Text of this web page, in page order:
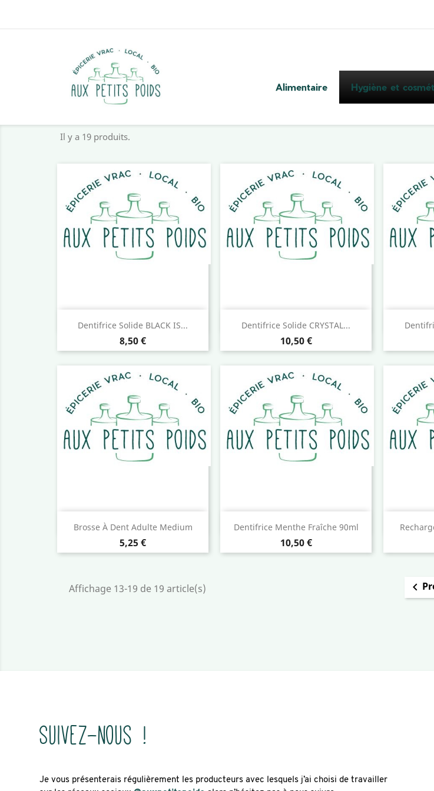
Alimentaire Hygiène et
Il y a 19 produits.
Dentifrice Solide BLACK IS...
Prix
8,50 €
Aperçu rapide Dentifrice Solide CRYSTAL...
Prix
10,50 €
Aperçu rapide 
Brosse À Dent Adulte Medium
Prix
5,25 €
 Aperçu rapide Dentifrice Menthe Fraîche 90ml
Prix
10,50 €
Aperçu rapide 
Affichage 13-19 de 19 article(s) 
Suivez-nous !
Je vous présenterais régulièrement les producteurs avec lesquels j’ai choisi de travailler